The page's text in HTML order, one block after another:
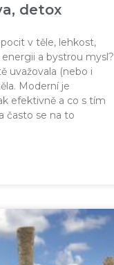
detox
v těle, lehkost,
a bystrou mysl?
uvažovala (nebo i
Moderní je
efektivně a co s tím
často se na to